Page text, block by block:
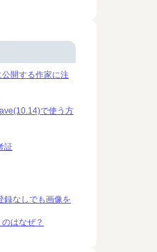
開する作家に注
で使う方
証
録なしでも画像を
はなぜ？